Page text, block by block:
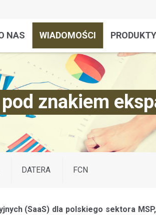
NAS WIADOMOŚCI PRODUKTY
znakiem
DATERA FCN
(SaaS) dla polskiego sektora